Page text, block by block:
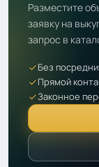
Разместите
заявку на
запрос в
Без
Прямой
Законное